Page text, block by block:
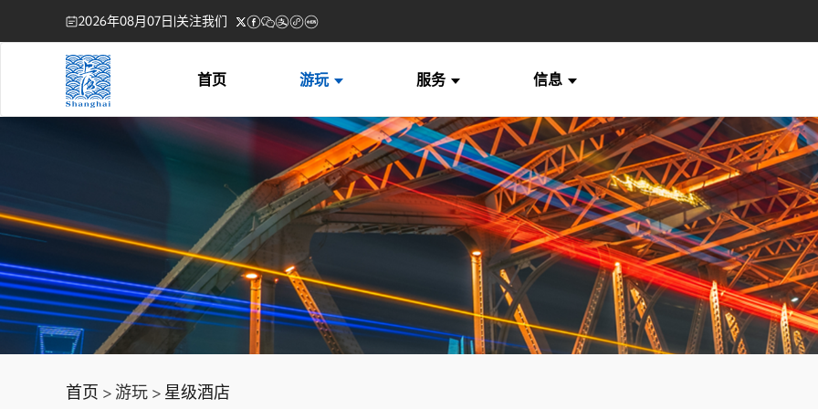
2026年08月07日|关注我们
首页 游玩 服务 信息
首页 > 游玩 > 星级酒店